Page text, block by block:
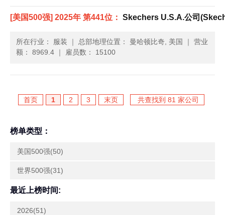
[美国500强] 2025年 第441位： Skechers U.S.A.公司
所在行业： 服装 ｜ 总部地理位置： 曼哈顿比奇, 美国 ｜ 营业
额： 8969.4 ｜ 雇员数： 15100
首页 1 2 3 末页 共查找到 81 家公司
榜单类型：
美国500强(50)
世界500强(31)
最近上榜时间:
2026(51)